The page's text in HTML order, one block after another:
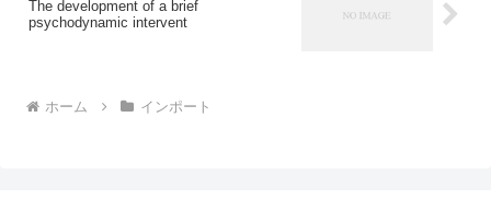
The development of a brief
psychodynamic intervent
ホーム インポート